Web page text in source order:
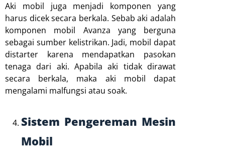
Aki mobil juga menjadi komponen yang
harus dicek secara berkala. Sebab aki adalah
komponen mobil Avanza yang berguna
sebagai sumber kelistrikan. Jadi, mobil dapat
distarter karena mendapatkan pasokan
tenaga dari aki. Apabila aki tidak dirawat
secara berkala, maka aki mobil dapat
mengalami malfungsi atau soak.
Sistem Pengereman Mesin
Mobil